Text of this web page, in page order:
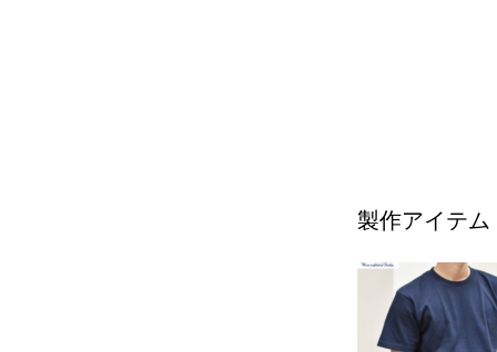
製作アイテム